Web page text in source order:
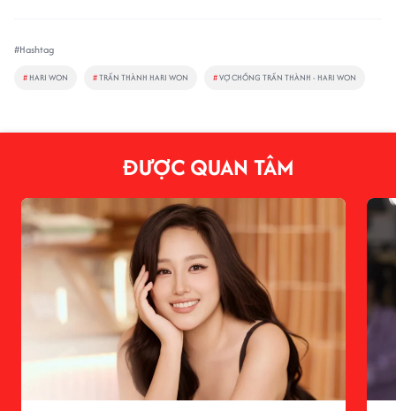
#Hashtag
# HARI WON #TRẤN THÀNH HARI WON #VỢ CHỒNG TRẤN THÀNH - HARI WON
ĐƯỢC QUAN TÂM